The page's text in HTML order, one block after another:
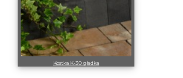
Kostka K-30 gładka